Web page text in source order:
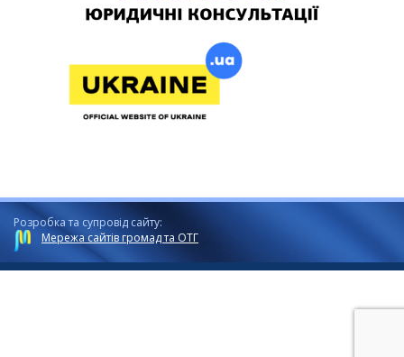
Розробка та супровід сайту:
Мережа сайтів громад та ОТГ